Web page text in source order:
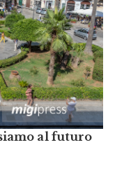
al futuro